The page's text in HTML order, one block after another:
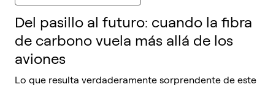
Del pasillo al futuro: cuando la fibra
de carbono vuela más allá de los
aviones
Lo que resulta verdaderamente sorprendente de este